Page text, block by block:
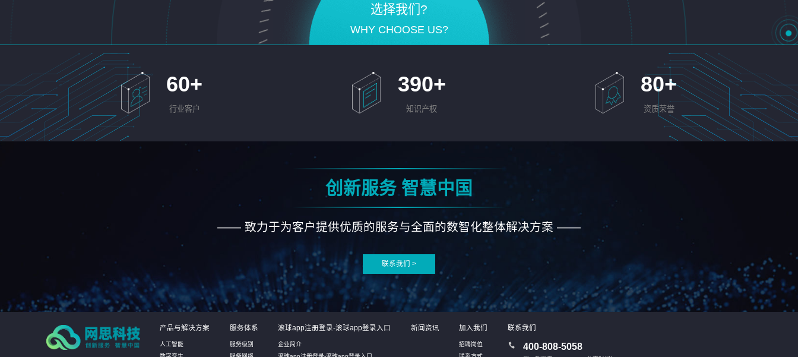
选择我们?
WHY CHOOSE US?
60+
行业客户
390+
知识产权
80+
资质荣誉
创新服务 智慧中国
—— 致力于为客户提供优质的服务与全面的数智化整体解决方案 ——
联系我们 >
产品与解决方案
人工智能
服务体系
服务级别
滚球app注册登录-滚球app登录入口
企业简介
新闻资讯 加入我们
招聘岗位
联系我们
400-808-5058